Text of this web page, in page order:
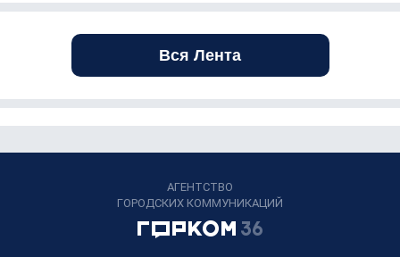
Вся Лента
АГЕНТСТВО
ГОРОДСКИХ КОММУНИКАЦИЙ